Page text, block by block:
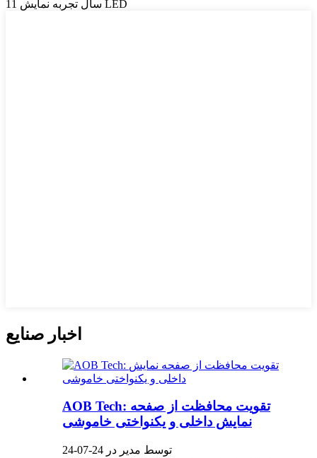
11 سال تجربه نمایش LED
اخبار صنایع
AOB Tech: تقویت محافظت از صفحه
نمایش داخلی و یکنواختی خاموشی
توسط مدیر در 24-07-24